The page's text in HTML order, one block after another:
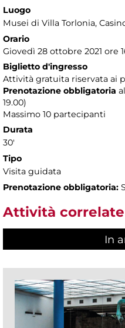
Luogo
Musei di Villa Torlonia,
Orario
Giovedì 28 ottobre 2021 ore
Biglietto d'ingresso
Attività gratuita riservata ai
Prenotazione obbligatoria
19.00)
Massimo 10 partecipanti
Durata
30'
Tipo
Visita guidata
Prenotazione obbligatoria:
Attività correlate
In